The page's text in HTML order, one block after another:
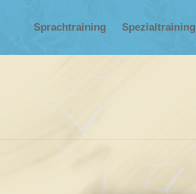
Sprachtraining Spezialtraining